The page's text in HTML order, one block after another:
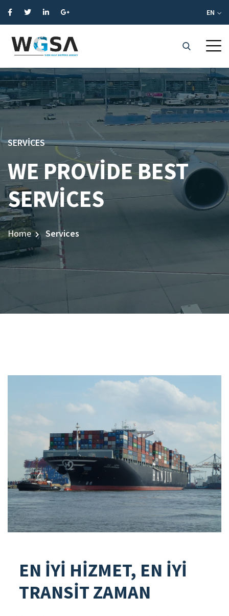
EN
SERVICES
WE PROVIDE BEST
SERVICES
Home Services
EN İYİ HİZMET, EN İYİ
TRANSİT ZAMAN